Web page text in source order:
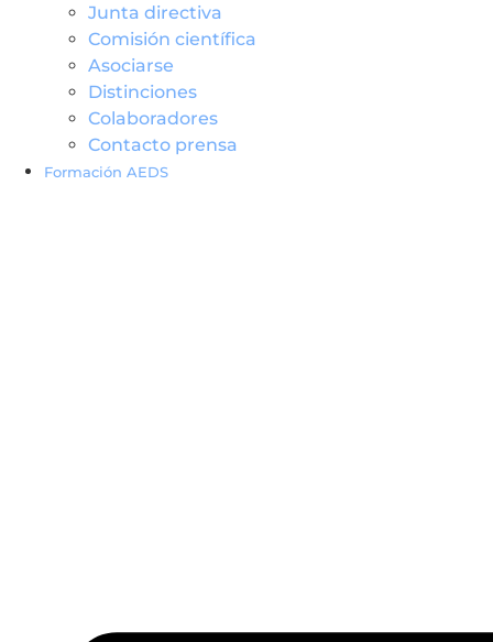
Junta directiva
Comisión científica
Asociarse
Distinciones
Colaboradores
Contacto prensa
Formación AEDS